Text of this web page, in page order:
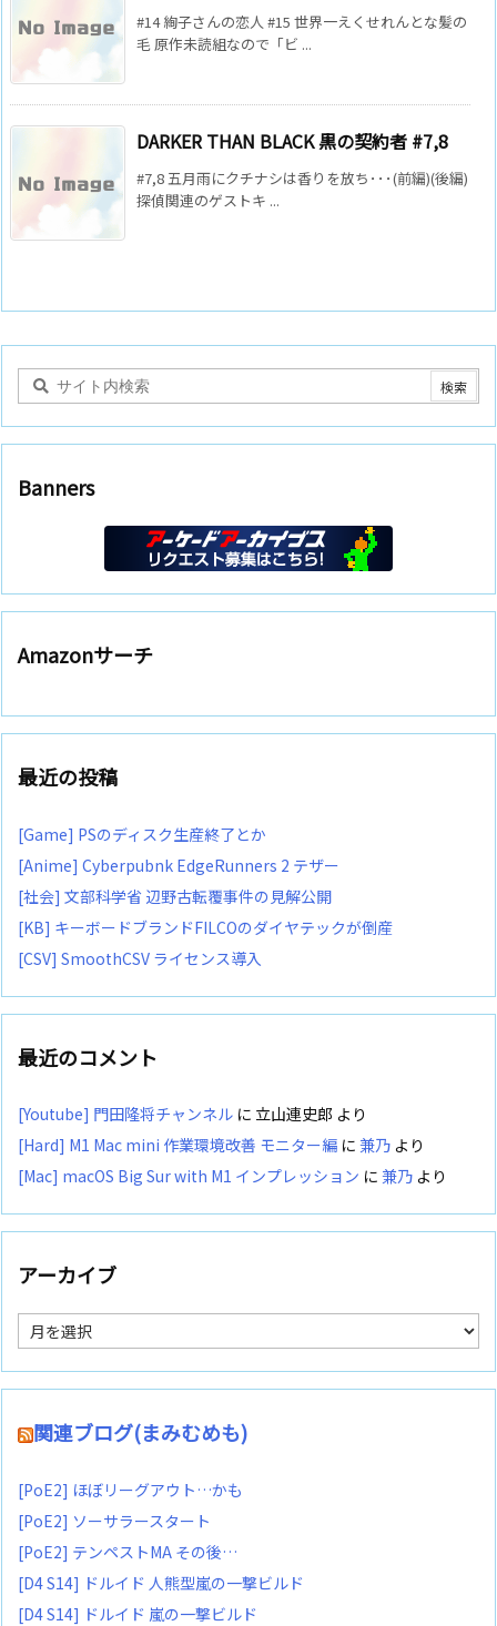
#14 絢子さんの恋人 #15 世界一えくせれんとな髪の
毛 原作未読組なので「ビ ...
DARKER THAN BLACK 黒の契約者 #7,8
#7,8 五月雨にクチナシは香りを放ち･･･(前編)(後編)
探偵関連のゲストキ ...
Banners
Amazonサーチ
最近の投稿
[Game] PSのディスク生産終了とか
[Anime] Cyberpubnk EdgeRunners 2 テザー
[社会] 文部科学省 辺野古転覆事件の見解公開
[KB] キーボードブランドFILCOのダイヤテックが倒産
[CSV] SmoothCSV ライセンス導入
最近のコメント
[Youtube] 門田隆将チャンネル に 立山連史郎 より
[Hard] M1 Mac mini 作業環境改善 モニター編 に 兼乃 より
[Mac] macOS Big Sur with M1 インプレッション に 兼乃 より
アーカイブ
ア
ー
カ
イ
関連ブログ(まみむめも)
[PoE2] ほぼリーグアウト…かも
[PoE2] ソーサラースタート
[PoE2] テンペストMA その後…
[D4 S14] ドルイド 人熊型嵐の一撃ビルド
[D4 S14] ドルイド 嵐の一撃ビルド